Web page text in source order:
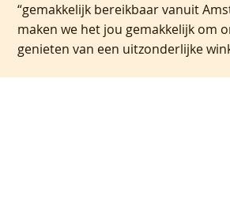
“gemakkelijk bereikbaar vanuit
maken we het jou gemakkelijk om
genieten van een uitzonderlijke